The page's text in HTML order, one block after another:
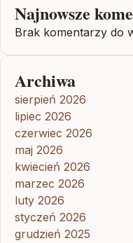
Najnowsze
Brak komentarzy do
Archiwa
sierpień 2026
lipiec 2026
czerwiec 2026
maj 2026
kwiecień 2026
marzec 2026
luty 2026
styczeń 2026
grudzień 2025